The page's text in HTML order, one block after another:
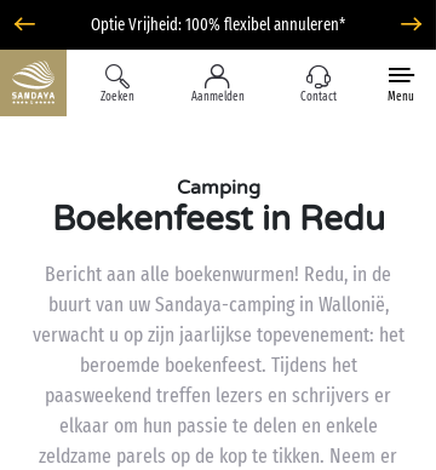
Optie Vrijheid: 100% flexibel annuleren*
Zoeken Aanmelden Contact Menu
Camping
Boekenfeest in Redu
Bericht aan alle boekenwurmen! Redu, in de
buurt van uw Sandaya-camping in Wallonië,
verwacht u op zijn jaarlijkse topevenement: het
beroemde boekenfeest. Tijdens het
paasweekend treffen lezers en schrijvers er
elkaar om hun passie te delen en enkele
zeldzame parels op de kop te tikken. Neem er